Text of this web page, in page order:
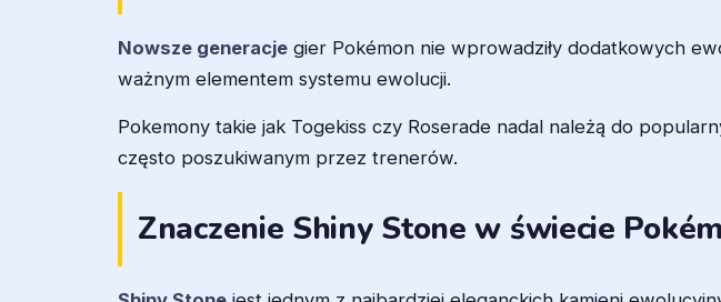
Nowsze generacje gier Pokémon nie wprowadziły dodatkowych
ważnym elementem systemu ewolucji.
Pokemony takie jak Togekiss czy Roserade nadal należą do
często poszukiwanym przez trenerów.
Znaczenie Shiny Stone w świecie